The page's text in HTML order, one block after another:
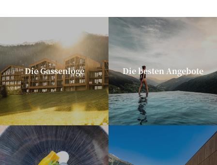
Die Gassenloge Die besten Angebote